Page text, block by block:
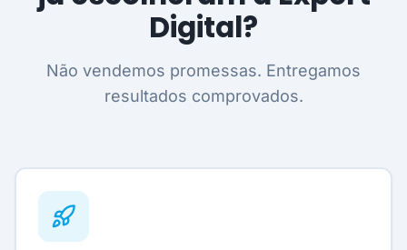
Digital?
Não vendemos promessas. Entregamos
resultados comprovados.